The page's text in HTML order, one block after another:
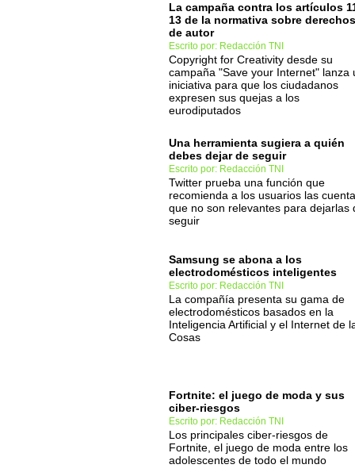
La campaña contra los artículos
13 de la normativa sobre derechos
de autor
Escrito por: Redacción TNI
Copyright for Creativity desde su
campaña "Save your Internet" lanza
iniciativa para que los ciudadanos
expresen sus quejas a los
eurodiputados
Una herramienta sugiera a quién
debes dejar de seguir
Escrito por: Redacción TNI
Twitter prueba una función que
recomienda a los usuarios las
que no son relevantes para dejarlas
seguir
Samsung se abona a los
electrodomésticos inteligentes
Escrito por: Redacción TNI
La compañía presenta su gama de
electrodomésticos basados en la
Inteligencia Artificial y el Internet de
Cosas
Fortnite: el juego de moda y sus
ciber-riesgos
Escrito por: Redacción TNI
Los principales ciber-riesgos de
Fortnite, el juego de moda entre los
adolescentes de todo el mundo